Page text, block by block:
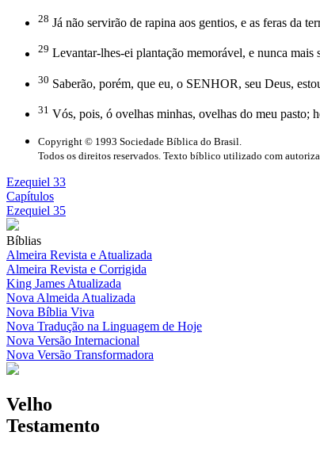
28 Já não servirão de rapina aos gentios, e as feras da
29 Levantar-lhes-ei plantação memorável, e nunca
30 Saberão, porém, que eu, o SENHOR, seu Deus,
31 Vós, pois, ó ovelhas minhas, ovelhas do meu pasto;
Copyright © 1993 Sociedade Bíblica do Brasil.
Todos os direitos reservados. Texto bíblico utilizado com
Ezequiel 33
Capítulos
Ezequiel 35
Bíblias
Almeira Revista e Atualizada
Almeira Revista e Corrigida
King James Atualizada
Nova Almeida Atualizada
Nova Bíblia Viva
Nova Tradução na Linguagem de Hoje
Nova Versão Internacional
Nova Versão Transformadora
Velho
Testamento